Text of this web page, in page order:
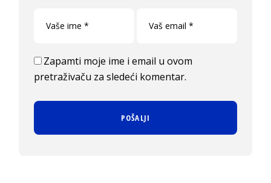
Zapamti moje ime i email u ovom
pretraživaču za sledeći komentar.